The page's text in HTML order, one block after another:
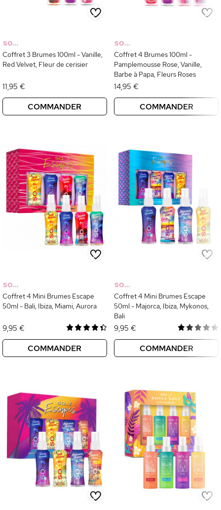
SO...
Coffret 3 Brumes 100ml - Vanille,
Red Velvet, Fleur de cerisier
11,95 €
COMMANDER
SO...
Coffret 4 Brumes 100ml -
Pamplemousse Rose, Vanille,
Barbe à Papa, Fleurs Roses
14,95 €
COMMANDER
SO...
Coffret 4 Mini Brumes Escape
50ml - Bali, Ibiza, Miami, Aurora
9,95 €
COMMANDER
SO...
Coffret 4 Mini Brumes Escape
50ml - Majorca, Ibiza, Mykonos,
Bali
9,95 €
COMMANDER